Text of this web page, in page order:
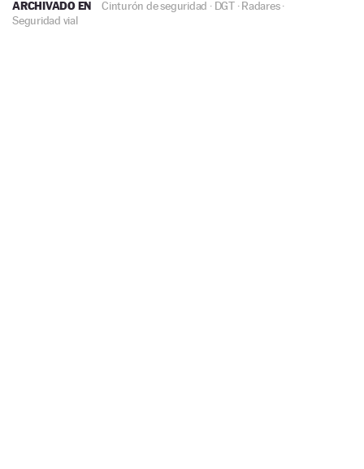
ARCHIVADO EN Cinturón de seguridad · DGT·Radares·
Seguridad vial